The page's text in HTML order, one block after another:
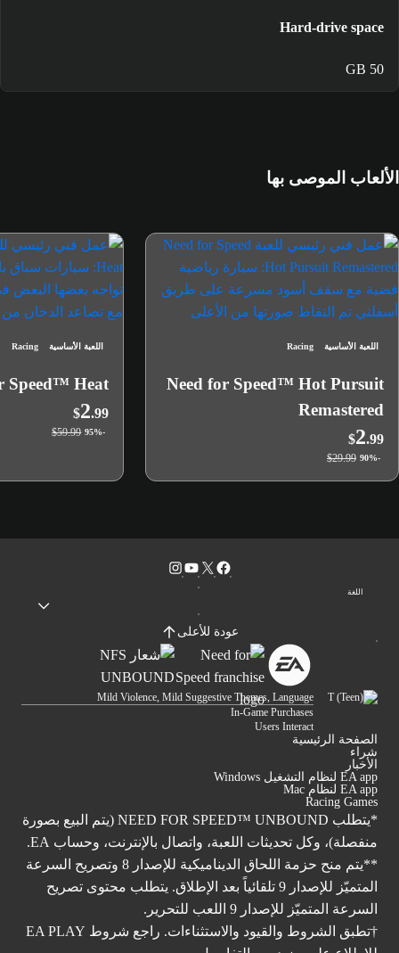
Hard-drive space
50 GB
الألعاب الموصى بها
اللعبة الأساسية Racing
Need for Speed™ Hot Pursuit
Remastered
$2.99
-90%
$29.99
اللعبة الأساسية Racing
Speed™ Heat
$2.99
-95%
$59.99
اللغة
عودة للأعلى
Mild Violence, Mild Suggestive Themes, Language
In-Game Purchases
Users Interact
الصفحة الرئيسية
شراء
الأخبار
EA app لنظام التشغيل Windows
EA app لنظام Mac
Racing Games
*يتطلب NEED FOR SPEED™ UNBOUND (يتم البيع بصورة
منفصلة)، وكل تحديثات اللعبة، واتصال بالإنترنت، وحساب EA.
**يتم منح حزمة اللحاق الديناميكية للإصدار 8 وتصريح السرعة
المتميّز للإصدار 9 تلقائياً بعد الإطلاق. يتطلب محتوى تصريح
السرعة المتميّز للإصدار 9 اللعب للتحرير.
†تطبق الشروط والقيود والاستثناءات. راجع شروط EA PLAY